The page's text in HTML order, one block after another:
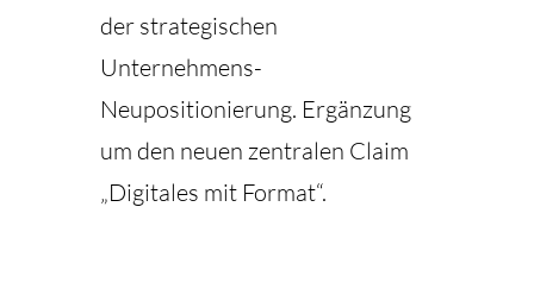
der strategischen
Unternehmens-
Neupositionierung. Ergänzung
um den neuen zentralen Claim
„Digitales mit Format“.